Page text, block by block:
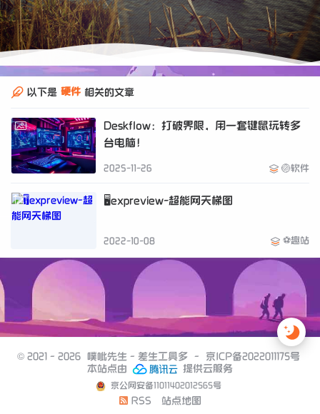
以下是 硬件 相关的文章
Deskflow：打破界限，用一套键鼠玩转多
台电脑！
2025-11-26 🏐软件
🖥expreview-超能网天梯图
2022-10-08 ⚽趣站
© 2021 - 2026 噗呲先生 - 差生工具多 - 京ICP备2022011175号
本站点由
提供云服务
京公网安备11011402012565号
RSS 站点地图